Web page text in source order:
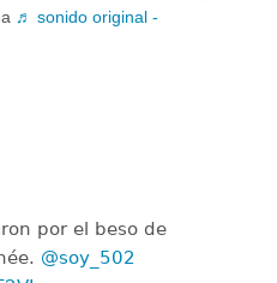
♬ sonido original -
por el beso de
@soy_502